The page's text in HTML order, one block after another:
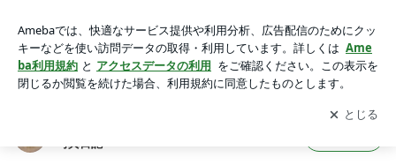
NNY石垣島 海中写真日記
アプリをダウンロードして ブログの更新通知
を受け取りまし
ょう。
開く
写真日記